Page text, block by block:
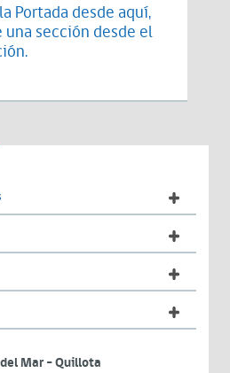
Portada desde aquí,
sección desde el
Mar – Quillota